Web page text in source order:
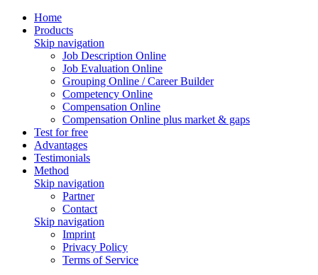
Home
Products
Skip navigation
Job Description Online
Job Evaluation Online
Grouping Online / Career Builder
Competency Online
Compensation Online
Compensation Online plus market & gaps
Test for free
Advantages
Testimonials
Method
Skip navigation
Partner
Contact
Skip navigation
Imprint
Privacy Policy
Terms of Service